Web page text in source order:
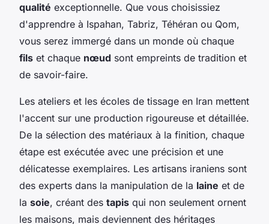
qualité exceptionnelle. Que vous choisissiez
d'apprendre à Ispahan, Tabriz, Téhéran ou Qom,
vous serez immergé dans un monde où chaque
fils et chaque nœud sont empreints de tradition et
de savoir-faire.
Les ateliers et les écoles de tissage en Iran mettent
l'accent sur une production rigoureuse et détaillée.
De la sélection des matériaux à la finition, chaque
étape est exécutée avec une précision et une
délicatesse exemplaires. Les artisans iraniens sont
des experts dans la manipulation de la laine et de
la soie, créant des tapis qui non seulement ornent
les maisons, mais deviennent des héritages